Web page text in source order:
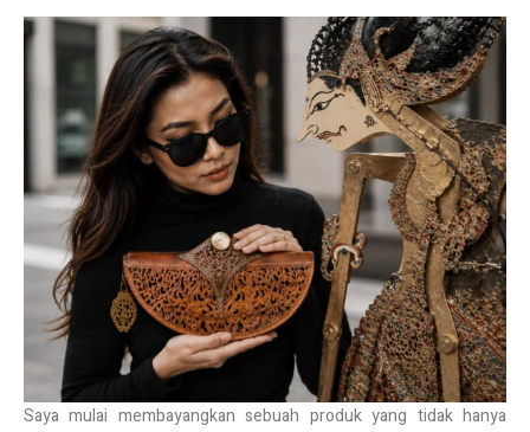
Saya mulai membayangkan sebuah produk yang tidak hanya